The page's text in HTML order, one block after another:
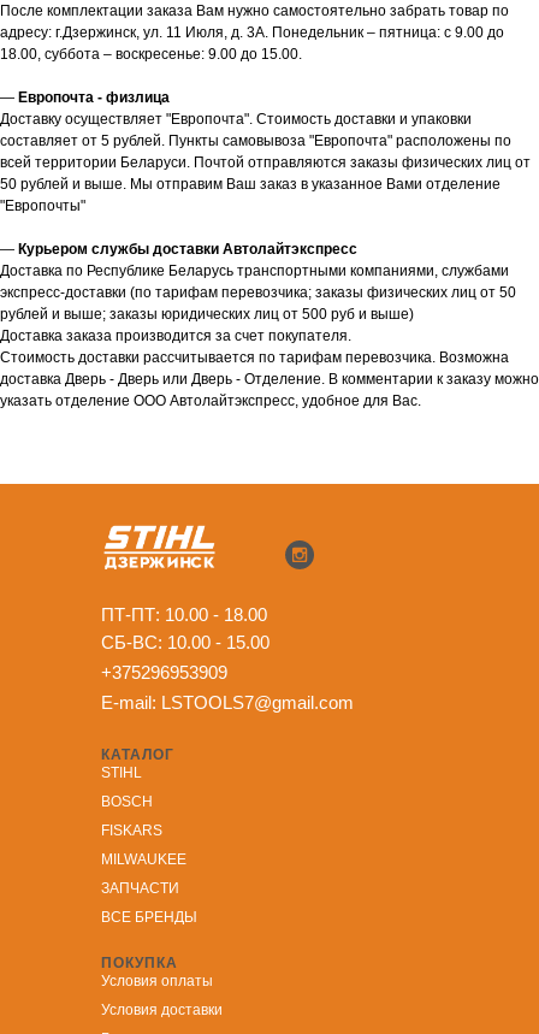
После комплектации заказа Вам нужно самостоятельно забрать товар по
адресу: г.Дзержинск, ул. 11 Июля, д. 3А. Понедельник – пятница: с 9.00 до
18.00, суббота – воскресенье: 9.00 до 15.00.
— Европочта - физлица
Доставку осуществляет "Европочта". Стоимость доставки и упаковки
составляет от 5 рублей. Пункты самовывоза "Европочта" расположены по
всей территории Беларуси. Почтой отправляются заказы физических лиц от
50 рублей и выше. Мы отправим Ваш заказ в указанное Вами отделение
"Европочты"
— Курьером службы доставки Автолайтэкспресс
Доставка по Республике Беларусь транспортными компаниями, службами
экспресс-доставки (по тарифам перевозчика; заказы физических лиц от 50
рублей и выше; заказы юридических лиц от 500 руб и выше)
Доставка заказа производится за счет покупателя.
Стоимость доставки рассчитывается по тарифам перевозчика. Возможна
доставка Дверь - Дверь или Дверь - Отделение. В комментарии к заказу можно
указать отделение ООО Автолайтэкспресс, удобное для Вас.
КАТАЛОГ
STIHL
BOSCH
FISKARS
MILWAUKEE
ЗАПЧАСТИ
ВСЕ БРЕНДЫ
ПОКУПКА
Условия оплаты
Условия доставки
ПТ-ПТ: 10.00 - 18.00
СБ-ВС: 10.00 - 15.00
+375296953909
E-mail: LSTOOLS7@gmail.com